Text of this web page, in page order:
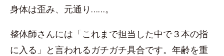
身体は歪み、元通り……。
整体師さんには「これまで担当した中で３本の指
に入る」と言われるガチガチ具合です。年齢を重